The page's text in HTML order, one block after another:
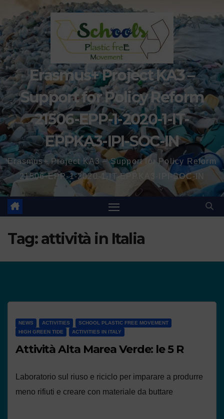
Erasmus+ Project KA3 –
Support for Policy Reform
21506-EPP-1-2020-1-IT-
EPPKA3-IPI-SOC-IN
Erasmus+ Project KA3 – Support for Policy Reform
21506-EPP-1-2020-1-IT-EPPKA3-IPI-SOC-IN
Tag:attività in Italia
NEWS ACTIVITIES
SCHOOL PLASTIC FREE MOVEMENT
HIGH GREEN TIDE
ACTIVITIES IN ITALY
Attività Alta Marea Verde: le 5 R
Laboratorio sul riuso e riciclo per imparare a produrre
meno rifiuti e creare con materiale da buttare